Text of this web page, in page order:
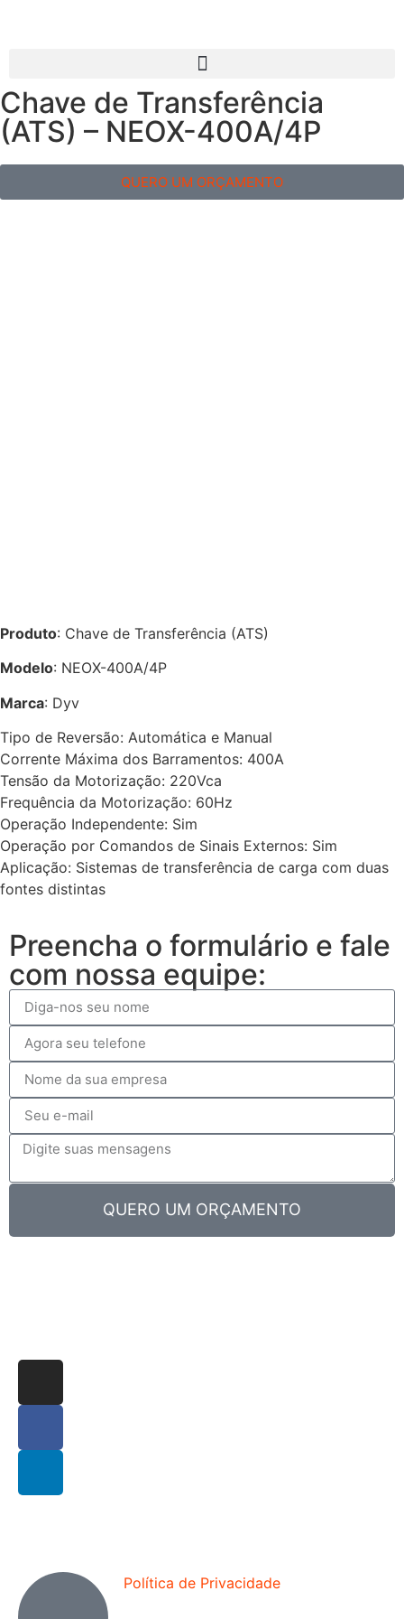
Chave de Transferência
(ATS) – NEOX-400A/4P
QUERO UM ORÇAMENTO
Produto: Chave de Transferência (ATS)
Modelo: NEOX-400A/4P
Marca: Dyv
Tipo de Reversão: Automática e Manual
Corrente Máxima dos Barramentos: 400A
Tensão da Motorização: 220Vca
Frequência da Motorização: 60Hz
Operação Independente: Sim
Operação por Comandos de Sinais Externos: Sim
Aplicação: Sistemas de transferência de carga com duas
fontes distintas
Preencha o formulário e fale
com nossa equipe:
QUERO UM ORÇAMENTO
Política de Privacidade